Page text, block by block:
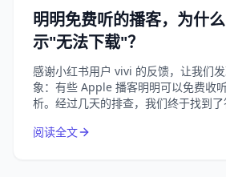
明明免费听的播客，为什
示"无法下载"？
感谢小红书用户 vivi 的反馈，让我们
象：有些 Apple 播客明明可以免费收
析。经过几天的排查，我们终于找到了
阅读全文